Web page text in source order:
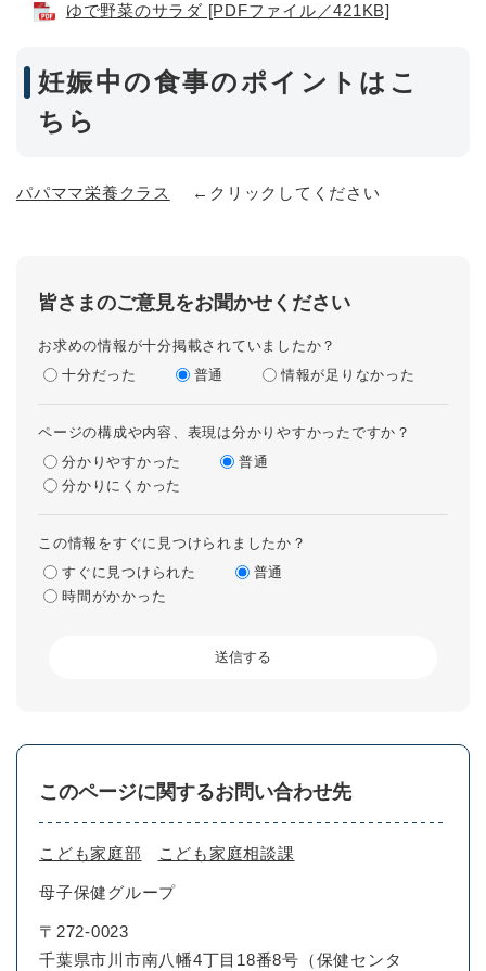
ゆで野菜のサラダ [PDFファイル／421KB]
妊娠中の食事のポイントはこ
ちら
パパママ栄養クラス ←クリックしてください
皆さまのご意見をお聞かせください
お求めの情報が十分掲載されていましたか？
十分だった
普通 情報が足りなかった
ページの構成や内容、表現は分かりやすかったですか？
分かりやすかった
普通
分かりにくかった
この情報をすぐに見つけられましたか？
すぐに見つけられた
普通
時間がかかった
このページに関するお問い合わせ先
こども家庭部 こども家庭相談課
母子保健グループ
〒272-0023
千葉県市川市南八幡4丁目18番8号（保健センタ